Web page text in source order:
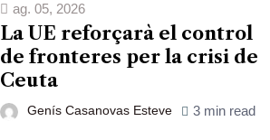
ag. 05, 2026
La UE reforçarà el control
de fronteres per la crisi de
Ceuta
Genís Casanovas Esteve 3 min read